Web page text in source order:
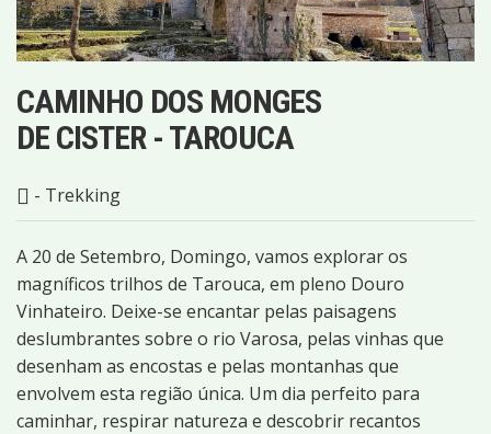
CAMINHO DOS MONGES
DE CISTER - TAROUCA
- Trekking
A 20 de Setembro, Domingo, vamos explorar os
magníficos trilhos de Tarouca, em pleno Douro
Vinhateiro. Deixe-se encantar pelas paisagens
deslumbrantes sobre o rio Varosa, pelas vinhas que
desenham as encostas e pelas montanhas que
envolvem esta região única. Um dia perfeito para
caminhar, respirar natureza e descobrir recantos